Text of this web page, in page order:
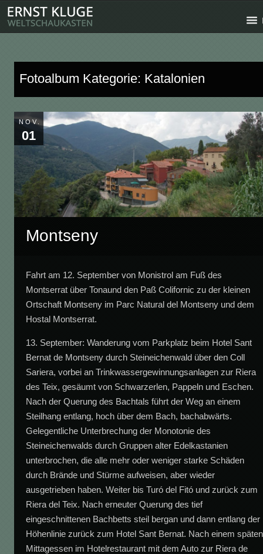
Fotoalbum Kategorie: Katalonien
NOV.
01
Montseny
Fahrt am 12. September von Monistrol am Fuß des
Montserrat über Tonaund den Paß Colifornic zu der kleinen
Ortschaft Montseny im Parc Natural del Montseny und dem
Hostal Montserrat.
13. September: Wanderung vom Parkplatz beim Hotel Sant
Bernat de Montseny durch Steineichenwald über den Coll
Sariera, vorbei an Trinkwassergewinnungsanlagen zur Riera
des Teix, gesäumt von Schwarzerlen, Pappeln und Eschen.
Nach der Querung des Bachtals führt der Weg an einem
Steilhang entlang, hoch über dem Bach, bachabwärts.
Gelegentliche Unterbrechung der Monotonie des
Steineichenwalds durch Gruppen alter Edelkastanien
unterbrochen, die alle mehr oder weniger starke Schäden
durch Brände und Stürme aufweisen, aber wieder
ausgetrieben haben. Weiter bis Turó del Fitó und zurück zum
Riera del Teix. Nach erneuter Querung des tief
eingeschnittenen Bachbetts steil bergan und dann entlang der
Höhenlinie zurück zum Hotel Sant Bernat. Nach einem späten
Mittagessen im Hotelrestaurant mit dem Auto zur Riera de